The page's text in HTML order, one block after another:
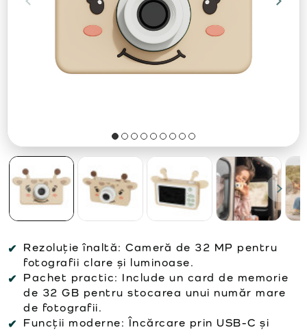
Rezoluție înaltă: Cameră de 32 MP pentru
fotografii clare și luminoase.
Pachet practic: Include un card de memorie
de 32 GB pentru stocarea unui număr mare
de fotografii.
Funcții moderne: Încărcare prin USB-C și